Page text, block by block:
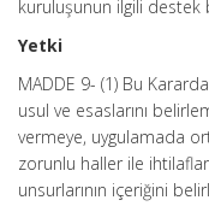
kuruluşunun ilgili destek
Yetki
MADDE 9- (1) Bu
usul ve esaslarını
vermeye, uygulamada
zorunlu haller ile
unsurlarının içeriğini